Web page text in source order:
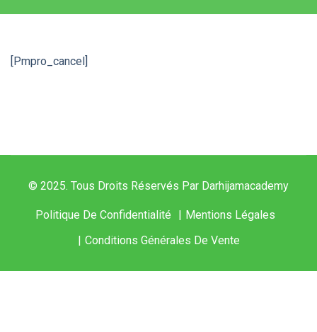
[pmpro_cancel]
© 2025. Tous Droits Réservés Par Darhijamacademy
Politique De Confidentialité
Mentions Légales
Conditions Générales De Vente